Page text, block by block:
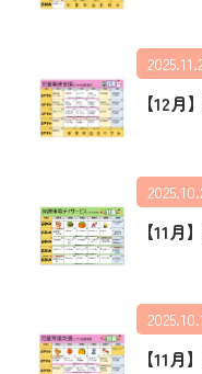
【12
【11
【11